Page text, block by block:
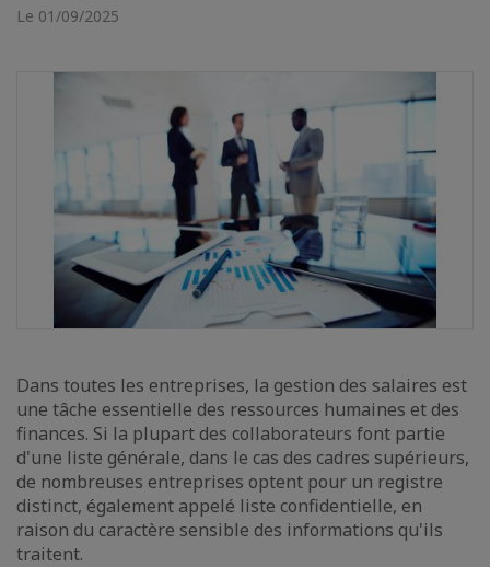
Le 01/09/2025
Dans toutes les entreprises, la gestion des salaires est
une tâche essentielle des ressources humaines et des
finances. Si la plupart des collaborateurs font partie
d'une liste générale, dans le cas des cadres supérieurs,
de nombreuses entreprises optent pour un registre
distinct, également appelé liste confidentielle, en
raison du caractère sensible des informations qu'ils
traitent.